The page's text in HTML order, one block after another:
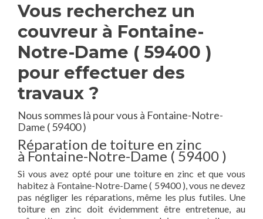
Vous recherchez un
couvreur à Fontaine-
Notre-Dame ( 59400 )
pour effectuer des
travaux ?
Nous sommes là pour vous à Fontaine-Notre-
Dame ( 59400 )
Réparation de toiture en zinc
à Fontaine-Notre-Dame ( 59400 )
Si vous avez opté pour une toiture en zinc et que vous
habitez à Fontaine-Notre-Dame ( 59400 ), vous ne devez
pas négliger les réparations, même les plus futiles. Une
toiture en zinc doit évidemment être entretenue, au